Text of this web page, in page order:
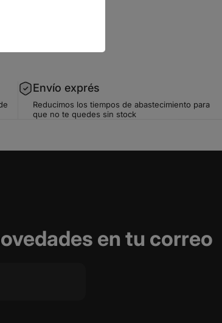
Envío exprés
Reducimos los tiempos de abastecimiento para
que no te quedes sin stock
en tu correo